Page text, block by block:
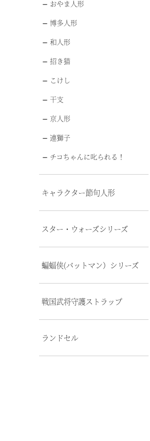
おやま人形
博多人形
和人形
招き猫
こけし
干支
京人形
連獅子
チコちゃんに叱られる！
キャラクター節句人形
スター・ウォーズシリーズ
蝙蝠侠(バットマン）シリーズ
戦国武将守護ストラップ
ランドセル